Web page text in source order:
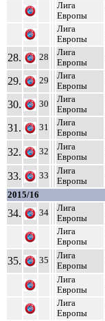
Лига
Европы
Лига
Европы
28. 28
Лига
Европы
29. 29
Лига
Европы
30. 30
Лига
Европы
31. 31
Лига
Европы
32. 32
Лига
Европы
33. 33
Лига
Европы
2015/16
34. 34
Лига
Европы
Лига
Европы
35. 35
Лига
Европы
Лига
Европы
Лига
Европы